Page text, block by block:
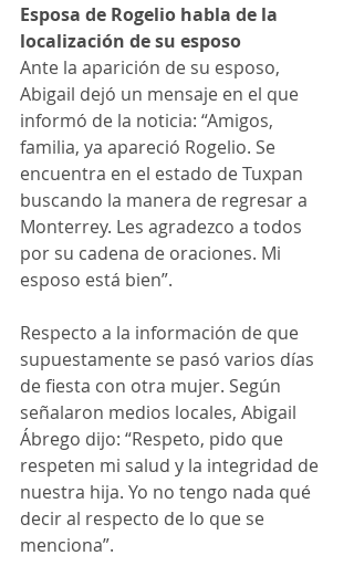
Esposa de Rogelio habla de la
localización de su esposo
Ante la aparición de su esposo,
Abigail dejó un mensaje en el que
informó de la noticia: “Amigos,
familia, ya apareció Rogelio. Se
encuentra en el estado de Tuxpan
buscando la manera de regresar a
Monterrey. Les agradezco a todos
por su cadena de oraciones. Mi
esposo está bien”.
Respecto a la información de que
supuestamente se pasó varios días
de fiesta con otra mujer. Según
señalaron medios locales, Abigail
Ábrego dijo: “Respeto, pido que
respeten mi salud y la integridad de
nuestra hija. Yo no tengo nada qué
decir al respecto de lo que se
menciona”.